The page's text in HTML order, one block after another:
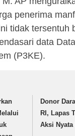
penerima
tidak tersentuh
data
(P3KE).
Donor
RI, Lapas
Aksi Nyata